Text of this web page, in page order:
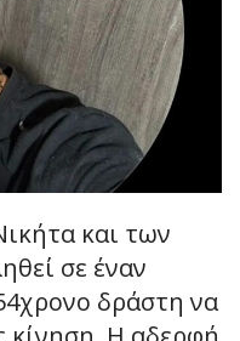
και των
σε έναν
δράστη να